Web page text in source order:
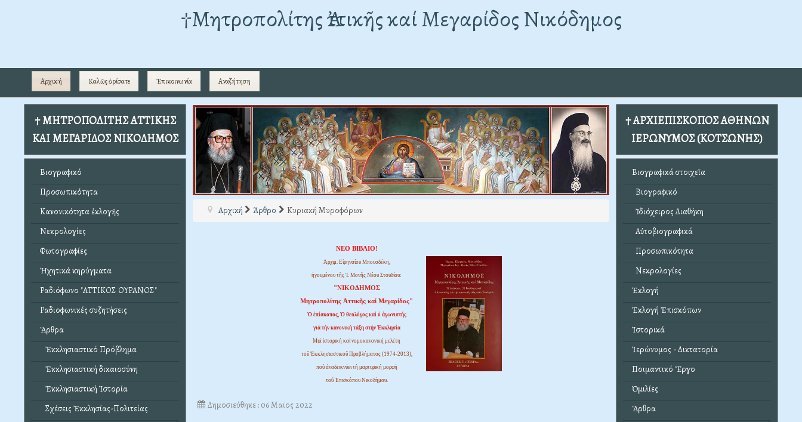
†Mητροπολίτης Ἀττικῆς καί Μεγαρίδος Νικόδημος
Αρχική Καλῶς ὁρίσατε Ἐπικοινωνία Αναζήτηση
† ΜΗΤΡΟΠΟΛΙΤΗΣ ΑΤΤΙΚΗΣ
ΚΑΙ ΜΕΓΑΡΙΔΟΣ ΝΙΚΟΔΗΜΟΣ
Βιογραφικό
Προσωπικότητα
Κανονικότητα ἐκλογῆς
Νεκρολογίες
Φωτογραφίες
Ἠχητικά κηρύγματα
Ραδιόφωνο "ΑΤΤΙΚΟΣ ΟΥΡΑΝΟΣ"
Ραδιοφωνικές συζητήσεις
Ἄρθρα
Ἐκκλησιαστικό Πρόβλημα
Ἐκκλησιαστική δικαιοσύνη
Ἐκκλησιαστική Ἱστορία
Σχέσεις Ἐκκλησίας-Πολιτείας
Αρχική Άρθρο Κυριακή Μυροφόρων
ΝΕΟ ΒΙΒΛΙΟ!
Ἀρχιμ. Εἰρηναίου Μπουσδέκη,
ἡγουμένου τῆς Ἱ. Μονῆς Νέου Στουδίου:
"ΝΙΚΟΔΗΜΟΣ
Μητροπολίτης Ἀττικῆς καί Μεγαρίδος"
Ὁ ἐπίσκοπος, Ὁ θεολόγος καί ὁ ἀγωνιστής
γιά τήν κανονική τάξη στήν Ἐκκλησία
Μιά ἱστορική καί νομοκανονική μελέτη
τοῦ Ἐκκλησιαστικοῦ Προβλήματος (1974-2013),
πού ἀναδεικνύει τή μαρτυρική μορφή
τοῦ Ἐπισκόπου Νικοδήμου.
Δημοσιεύθηκε : 06 Μαϊος 2022
† ΑΡΧΙΕΠΙΣΚΟΠΟΣ ΑΘΗΝΩΝ
ΙΕΡΩΝΥΜΟΣ (ΚΟΤΣΩΝΗΣ)
Βιογραφικά στοιχεῖα
Βιογραφικό
Ἰδιόχειρος Διαθήκη
Αὐτοβιογραφικά
Προσωπικότητα
Νεκρολογίες
Ἐκλογή
Ἐκλογή Ἐπισκόπων
Ἱστορικά
Ἱερώνυμος - Δικτατορία
Ποιμαντικό Ἔργο
Ὁμιλίες
Ἄρθρα